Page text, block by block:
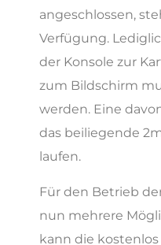
angeschlossen,
Verfügung.
der Konsole zur
zum Bildschirm
werden. Eine
das beiliegende
laufen.
Für den Betrieb
nun mehrere
kann die